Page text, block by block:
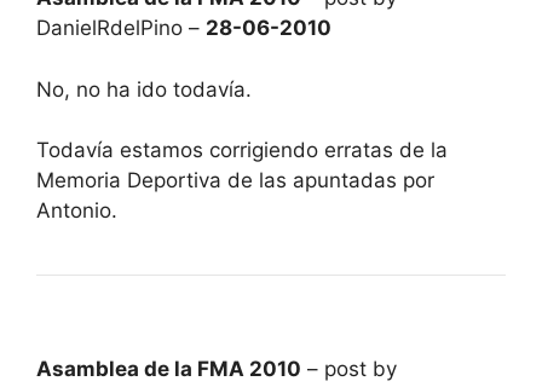
DanielRdelPino – 28-06-2010
No, no ha ido todavía.
Todavía estamos corrigiendo erratas de la
Memoria Deportiva de las apuntadas por
Antonio.
Asamblea de la FMA 2010 – post by